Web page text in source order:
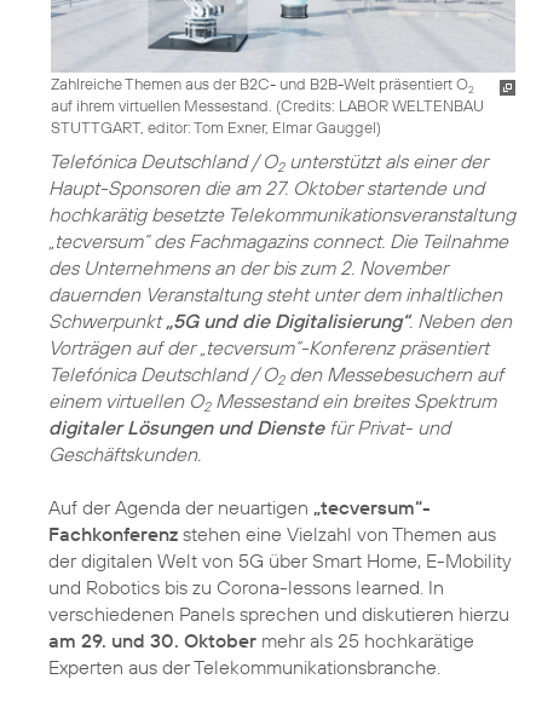
Zahlreiche Themen aus der B2C- und B2B-Welt präsentiert O2
auf ihrem virtuellen Messestand. (Credits: LABOR WELTENBAU
STUTTGART, editor: Tom Exner, Elmar Gauggel)
Telefónica Deutschland / O2unterstützt als einer der
Haupt-Sponsoren die am 27. Oktober startende und
hochkarätig besetzte Telekommunikations­veranstaltung
„tecversum“ des Fachmagazins connect. Die Teilnahme
des Unternehmens an der bis zum 2. November
dauernden Veranstaltung steht unter dem inhaltlichen
Schwerpunkt„5G und die Digitalisierung“. Neben den
Vorträgen auf der „tecversum“-Konferenz präsentiert
Telefónica Deutschland / O2den Messebesuchern auf
einem virtuellen O2Messestand ein breites Spektrum
digitaler Lösungen und Dienstefür Privat- und
Geschäftskunden.
Auf der Agenda der neuartigen „tecversum“-
Fachkonferenz stehen eine Vielzahl von Themen aus
der digitalen Welt von 5G über Smart Home, E-Mobility
und Robotics bis zu Corona-lessons learned. In
verschiedenen Panels sprechen und diskutieren hierzu
am 29. und 30. Oktober mehr als 25 hochkarätige
Experten aus der Telekommunikationsbranche.